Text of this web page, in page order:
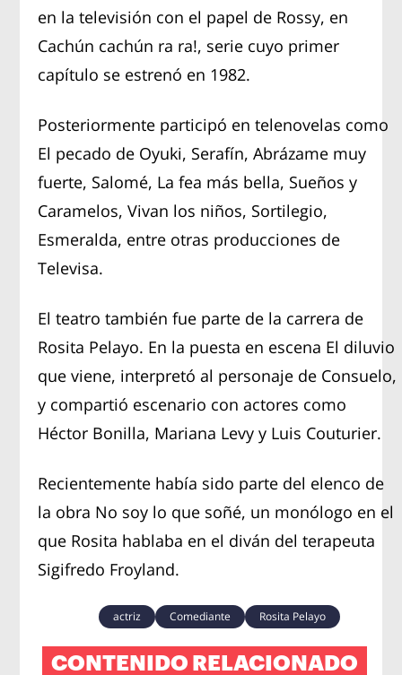
en la televisión con el papel de Rossy, en
Cachún cachún ra ra!, serie cuyo primer
capítulo se estrenó en 1982.
Posteriormente participó en telenovelas como
El pecado de Oyuki, Serafín, Abrázame muy
fuerte, Salomé, La fea más bella, Sueños y
Caramelos, Vivan los niños, Sortilegio,
Esmeralda, entre otras producciones de
Televisa.
El teatro también fue parte de la carrera de
Rosita Pelayo. En la puesta en escena El diluvio
que viene, interpretó al personaje de Consuelo,
y compartió escenario con actores como
Héctor Bonilla, Mariana Levy y Luis Couturier.
Recientemente había sido parte del elenco de
la obra No soy lo que soñé, un monólogo en el
que Rosita hablaba en el diván del terapeuta
Sigifredo Froyland.
actriz Comediante Rosita Pelayo
CONTENIDO RELACIONADO